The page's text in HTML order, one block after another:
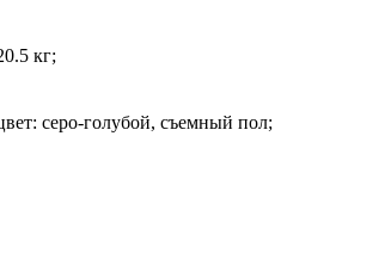
кг;
серо-голубой, съемный пол;